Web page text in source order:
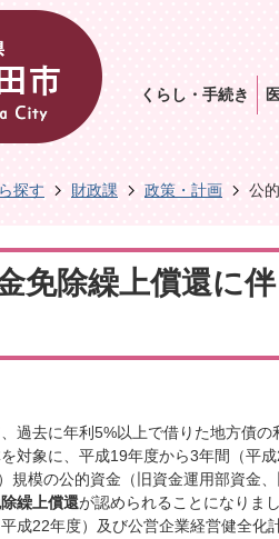
くらし・手続き
探す 財政課 政策・計画 公
免除繰上償還に
過去に年利5%以上で借りた地方債の
対象に、平成19年度から3年間（平
規模の公的資金（旧資金運用部資金
繰上償還が認められることになりま
成22年度）及び公営企業経営健全化